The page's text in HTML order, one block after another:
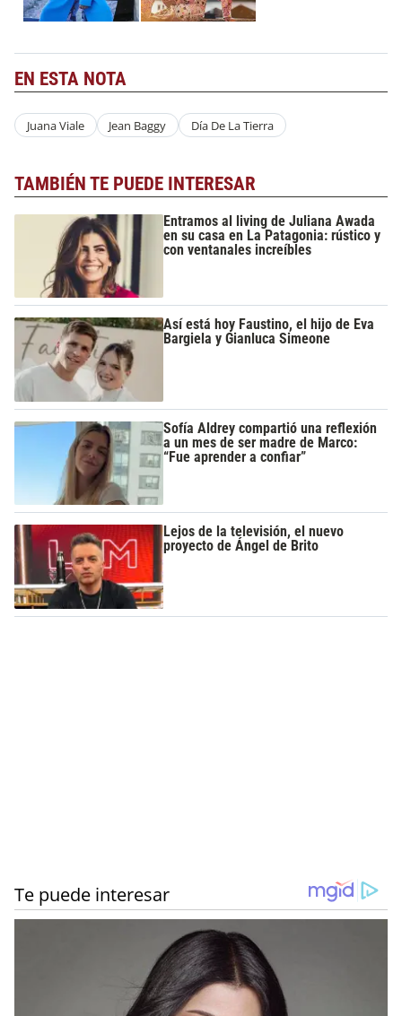
EN ESTA NOTA
Juana Viale Jean Baggy Día De La Tierra
TAMBIÉN TE PUEDE INTERESAR
Entramos al living de Juliana Awada
en su casa en La Patagonia: rústico y
con ventanales increíbles
Así está hoy Faustino, el hijo de Eva
Bargiela y Gianluca Simeone
Sofía Aldrey compartió una reflexión
a un mes de ser madre de Marco:
“Fue aprender a confiar”
Lejos de la televisión, el nuevo
proyecto de Ángel de Brito